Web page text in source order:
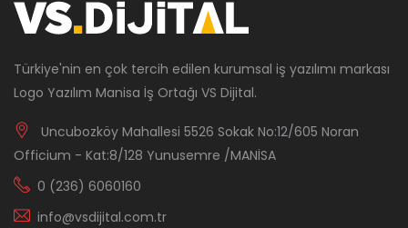
Türkiye'nin en çok tercih edilen kurumsal iş yazılımı markası
Logo Yazılım Manisa İş Ortağı VS Dijital.
Uncubozköy Mahallesi 5526 Sokak No:12/605 Noran
Officium - Kat:8/128 Yunusemre /MANİSA
0 (236) 6060160
info@vsdijital.com.tr